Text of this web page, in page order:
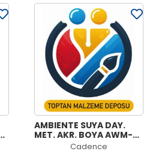
AMBIENTE SUYA DAY.
MET. AKR. BOYA AWM-
03 ALTIN 250ML +
Cadence